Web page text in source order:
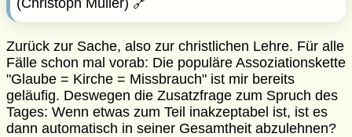
Zurück zur Sache, also zur christlichen Lehre. Für alle
Fälle schon mal vorab: Die populäre Assoziationskette
"Glaube = Kirche = Missbrauch" ist mir bereits
geläufig. Deswegen die Zusatzfrage zum Spruch des
Tages: Wenn etwas zum Teil inakzeptabel ist, ist es
dann automatisch in seiner Gesamtheit abzulehnen?